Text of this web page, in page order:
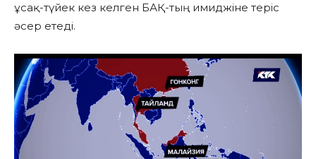
ұсақ-түйек кез келген БАҚ-тың имиджіне теріс
әсер етеді.